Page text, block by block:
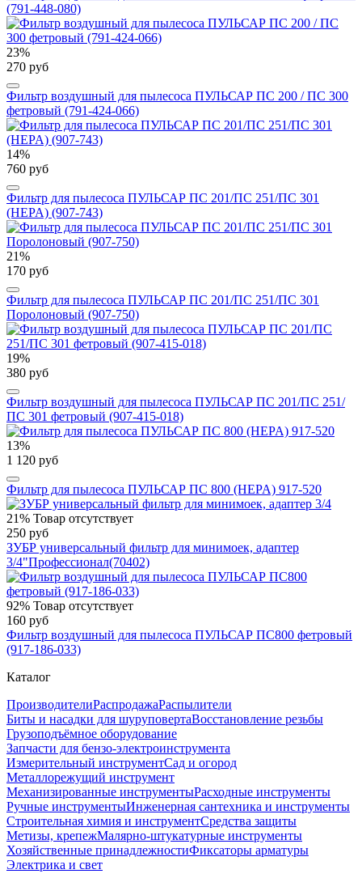
(791-448-080)
23%
270 руб
Фильтр воздушный для пылесоса ПУЛЬСАР ПС 200 / ПС 300
фетровый (791-424-066)
14%
760 руб
Фильтр для пылесоса ПУЛЬСАР ПС 201/ПС 251/ПС 301
(HEPA) (907-743)
21%
170 руб
Фильтр для пылесоса ПУЛЬСАР ПС 201/ПС 251/ПС 301
Поролоновый (907-750)
19%
380 руб
Фильтр воздушный для пылесоса ПУЛЬСАР ПС 201/ПС 251/
ПС 301 фетровый (907-415-018)
13%
1 120 руб
Фильтр для пылесоса ПУЛЬСАР ПС 800 (HEPA) 917-520
21% Товар отсутствует
250 руб
ЗУБР универсальный фильтр для минимоек, адаптер
3/4"Профессионал(70402)
92% Товар отсутствует
160 руб
Фильтр воздушный для пылесоса ПУЛЬСАР ПС800 фетровый
(917-186-033)
Каталог
ПроизводителиРаспродажаРаспылители
Биты и насадки для шуруповертаВосстановление резьбы
Грузоподъёмное оборудование
Запчасти для бензо-электроинструмента
Измерительный инструментСад и огород
Металлорежущий инструмент
Механизированные инструментыРасходные инструменты
Ручные инструментыИнженерная сантехника и инструменты
Строительная химия и инструментСредства защиты
Метизы, крепежМалярно-штукатурные инструменты
Хозяйственные принадлежностиФиксаторы арматуры
Электрика и свет